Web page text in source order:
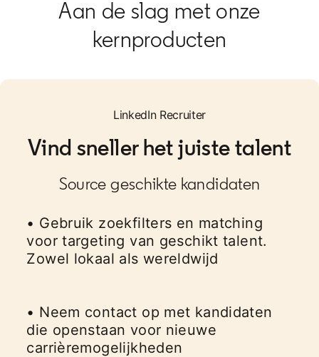
Aan de slag met onze
kernproducten
LinkedIn Recruiter
Vind sneller het juiste talent
Source geschikte kandidaten
• Gebruik zoekfilters en matching
voor targeting van geschikt talent.
Zowel lokaal als wereldwijd
• Neem contact op met kandidaten
die openstaan voor nieuwe
carrièremogelijkheden